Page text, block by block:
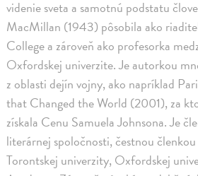
videnie sveta a samotnú podstatu
MacMillan (1943) pôsobila ako
College a zároveň ako profesorka
Oxfordskej univerzite. Je autorkou
z oblasti dejín vojny, ako napríklad
that Changed the World (2001), za
získala Cenu Samuela Johnsona. Je
literárnej spoločnosti, čestnou
Torontskej univerzity, Oxfordskej